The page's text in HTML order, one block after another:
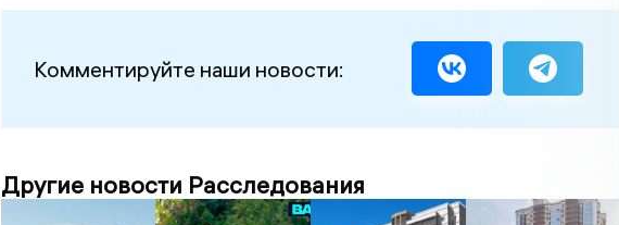
Комментируйте наши новости:
Другие новости Расследования